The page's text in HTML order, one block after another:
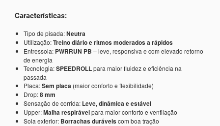
Características:
Tipo de pisada:Neutra
Utilização:Treino diário e ritmos moderados a rápidos
Entressola: PWRRUN PB – leve, responsiva e com elevado retorno
de energia
Tecnologia:SPEEDROLLpara maior fluidez e eficiência na
passada
Placa:Sem placa (maior conforto e flexibilidade)
Drop:8 mm
Sensação de corrida: Leve, dinâmica e estável
Upper:Malha respirávelpara maior conforto e ventilação
Sola exterior: Borrachas duráveiscom boa tração